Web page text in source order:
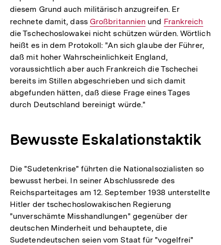
diesem Grund auch militärisch anzugreifen. Er
rechnete damit, dass Interner
Link:
Großbritannien und Interner
Link:
Frankreich
die Tschechoslowakei nicht schützen würden. Wörtlich
heißt es in dem Protokoll: "An sich glaube der Führer,
daß mit hoher Wahrscheinlichkeit England,
voraussichtlich aber auch Frankreich die Tschechei
bereits im Stillen abgeschrieben und sich damit
abgefunden hätten, daß diese Frage eines Tages
durch Deutschland bereinigt würde."
Bewusste Eskalationstaktik
Die "Sudetenkrise" führten die Nationalsozialisten so
bewusst herbei. In seiner Abschlussrede des
Reichsparteitages am 12. September 1938 unterstellte
Hitler der tschechoslowakischen Regierung
"unverschämte Misshandlungen" gegenüber der
deutschen Minderheit und behauptete, die
Sudetendeutschen seien vom Staat für "vogelfrei"